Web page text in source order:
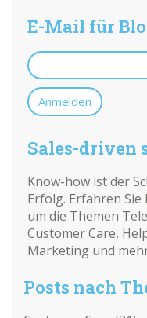
E-Mail für
Sales-driven
Know-how ist der
Erfolg. Erfahren
um die Themen
Customer Care,
Marketing und
Posts nach